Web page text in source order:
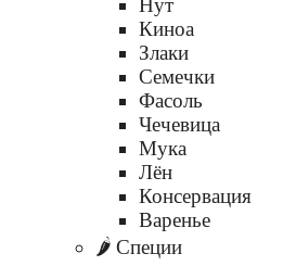
Нут
Киноа
Злаки
Семечки
Фасоль
Чечевица
Мука
Лён
Консервация
Варенье
🌶️ Специи